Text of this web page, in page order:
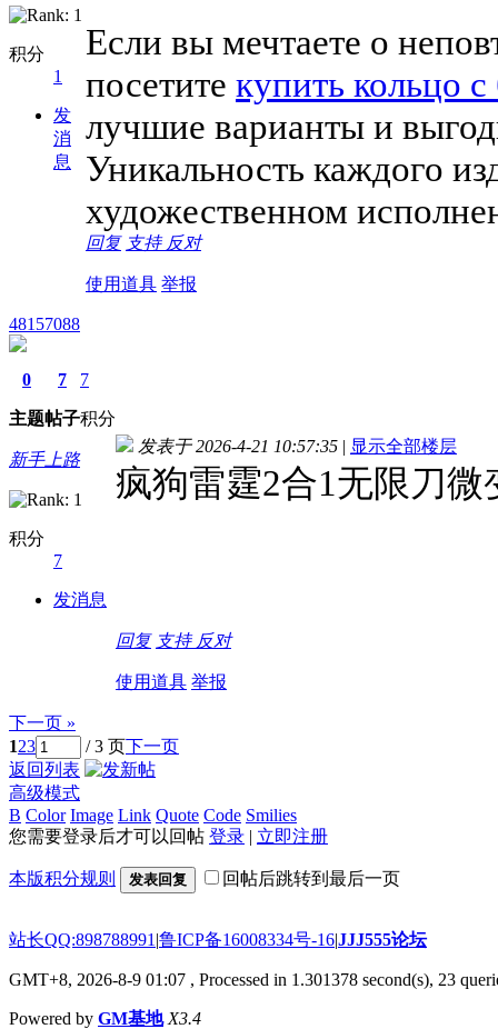
积分
1
发
消
息
Если вы мечтаете о
посетите купить кольцо
лучшие варианты и
Уникальность каждого
художественном
回复 支持 反对
使用道具 举报
48157088
0
主题
7
帖子
7
积分
新手上路
积分
7
发消息
发表于 2026-4-21 10:57:35 | 显示全部楼层
疯狗雷霆2合1无限刀
回复 支持 反对
使用道具 举报
下一页 »
123 / 3 页下一页
返回列表
高级模式
B Color Image Link Quote Code Smilies
您需要登录后才可以回帖 登录 | 立即注册
本版积分规则 发表回复 回帖后跳转到最后一页
站长QQ:898788991 |鲁ICP备16008334号-16|JJJ555论坛
GMT+8, 2026-8-9 01:07 , Processed in 1.301378 second(s), 23
Powered by GM基地 X3.4